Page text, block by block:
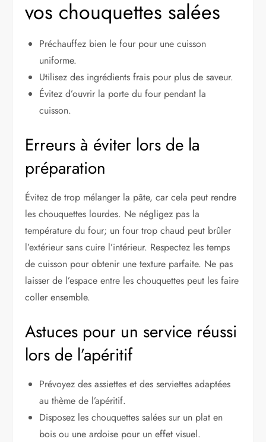
vos chouquettes salées
Préchauffez bien le four pour une cuisson
uniforme.
Utilisez des ingrédients frais pour plus de saveur.
Évitez d’ouvrir la porte du four pendant la
cuisson.
Erreurs à éviter lors de la
préparation
Évitez de trop mélanger la pâte, car cela peut rendre
les chouquettes lourdes. Ne négligez pas la
température du four; un four trop chaud peut brûler
l’extérieur sans cuire l’intérieur. Respectez les temps
de cuisson pour obtenir une texture parfaite. Ne pas
laisser de l’espace entre les chouquettes peut les faire
coller ensemble.
Astuces pour un service réussi
lors de l’apéritif
Prévoyez des assiettes et des serviettes adaptées
au thème de l’apéritif.
Disposez les chouquettes salées sur un plat en
bois ou une ardoise pour un effet visuel.